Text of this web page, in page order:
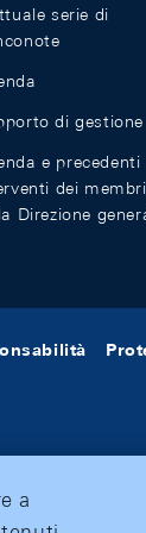
serie di
di gestione
e precedenti
dei membri
Direzione
a